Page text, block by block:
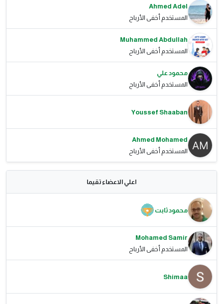
Ahmed Adel
المستخدم أخفى الأرباح
Muhammed Abdullah
المستخدم أخفى الأرباح
محمود علي
المستخدم أخفى الأرباح
Youssef Shaaban
Ahmed Mohamed
المستخدم أخفى الأرباح
اعلي الاعضاء تقيما
محمود ثابت
Mohamed Samir
المستخدم أخفى الأرباح
Shimaa